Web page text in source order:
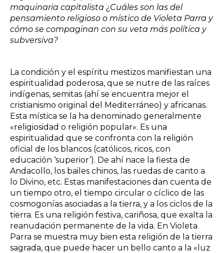
maquinaria capitalista ¿Cuáles son las del
pensamiento religioso o místico de Violeta Parra y
cómo se compaginan con su veta más política y
subversiva?
La condición y el espíritu mestizos manifiestan una
espiritualidad poderosa, que se nutre de las raíces
indígenas, semitas (ahí se encuentra mejor el
cristianismo original del Mediterráneo) y africanas.
Esta mística se la ha denominado generalmente
«religiosidad o religión popular». Es una
espiritualidad que se confronta con la religión
oficial de los blancos (católicos, ricos, con
educación ‘superior’). De ahí nace la fiesta de
Andacollo, los bailes chinos, las ruedas de canto a
lo Divino, etc. Estas manifestaciones dan cuenta de
un tiempo otro, el tiempo circular o cíclico de las
cosmogonías asociadas a la tierra, y a los ciclos de la
tierra. Es una religión festiva, cariñosa, que exalta la
reanudación permanente de la vida. En Violeta
Parra se muestra muy bien esta religión de la tierra
sagrada, que puede hacer un bello canto a la «luz